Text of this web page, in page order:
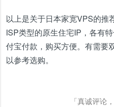
以上是关于日本家宽VPS的推
ISP类型的原生住宅IP，各有
付宝付款，购买方便。有需要
以参考选购。
「真诚评论